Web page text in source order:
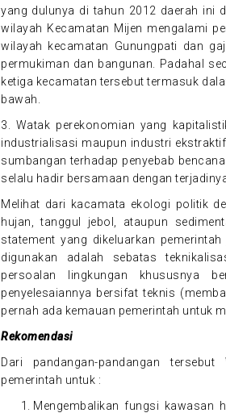
yang dulunya di tahun 2012 daerah ini
wilayah Kecamatan Mijen mengalami
wilayah kecamatan Gunungpati dan
permukiman dan bangunan. Padahal
ketiga kecamatan tersebut termasuk
bawah.
3. Watak perekonomian yang
industrialisasi maupun industri
sumbangan terhadap penyebab
selalu hadir bersamaan dengan
Melihat dari kacamata ekologi politik
hujan, tanggul jebol, ataupun
statement yang dikeluarkan
digunakan adalah sebatas
persoalan lingkungan khususnya
penyelesaiannya bersifat teknis
pernah ada kemauan pemerintah untuk
Rekomendasi
Dari pandangan-pandangan
pemerintah untuk :
Mengembalikan fungsi kawasan